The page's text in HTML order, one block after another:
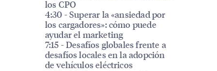
los CPO
4:30 - Superar la «ansiedad por
los cargadores»: cómo puede
ayudar el marketing
7:15 - Desafíos globales frente a
desafíos locales en la adopción
de vehículos eléctricos